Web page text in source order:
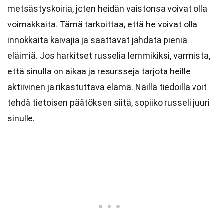
metsästyskoiria, joten heidän vaistonsa voivat olla
voimakkaita. Tämä tarkoittaa, että he voivat olla
innokkaita kaivajia ja saattavat jahdata pieniä
eläimiä. Jos harkitset russelia lemmikiksi, varmista,
että sinulla on aikaa ja resursseja tarjota heille
aktiivinen ja rikastuttava elämä. Näillä tiedoilla voit
tehdä tietoisen päätöksen siitä, sopiiko russeli juuri
sinulle.